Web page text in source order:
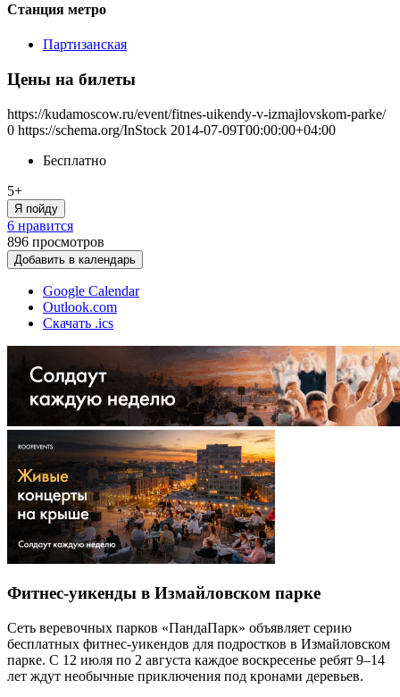
Станция метро
Партизанская
Цены на билеты
https://kudamoscow.ru/event/fitnes-uikendy-v-izmajlovskom-parke/
0 https://schema.org/InStock 2014-07-09T00:00:00+04:00
Бесплатно
5+
Я пойду
6 нравится
896 просмотров
Добавить в календарь
Google Calendar
Outlook.com
Скачать .ics
Фитнес-уикенды в Измайловском парке
Сеть веревочных парков «ПандаПарк» объявляет серию
бесплатных фитнес-уикендов для подростков в Измайловском
парке. С 12 июля по 2 августа каждое воскресенье ребят 9–14
лет ждут необычные приключения под кронами деревьев.